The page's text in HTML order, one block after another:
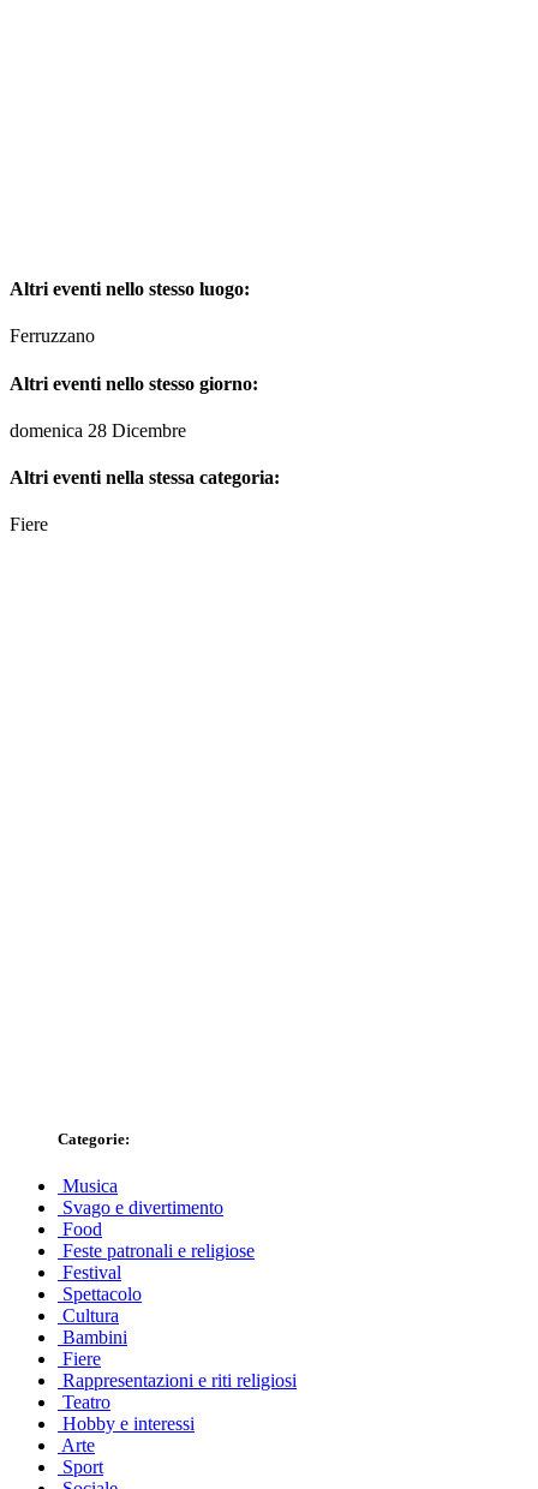
Altri eventi nello stesso luogo:
Ferruzzano
Altri eventi nello stesso giorno:
domenica 28 Dicembre
Altri eventi nella stessa categoria:
Fiere
Categorie:
Musica
Svago e divertimento
Food
Feste patronali e religiose
Festival
Spettacolo
Cultura
Bambini
Fiere
Rappresentazioni e riti religiosi
Teatro
Hobby e interessi
Arte
Sport